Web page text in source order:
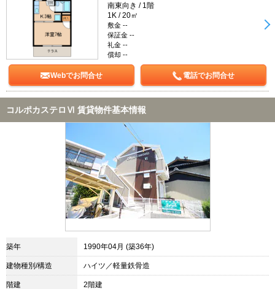
南東向き / 1階
1K / 20㎡
敷金 --
保証金 --
礼金 --
償却 --
Webでお問合せ 電話でお問合せ
コルポカステロⅥ 賃貸物件基本情報
築年 1990年04月 (築36年)
建物種別/構造 ハイツ／軽量鉄骨造
階建 2階建